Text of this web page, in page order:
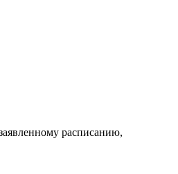
расписанию,